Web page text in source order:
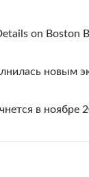
on Boston
новым
в ноябре